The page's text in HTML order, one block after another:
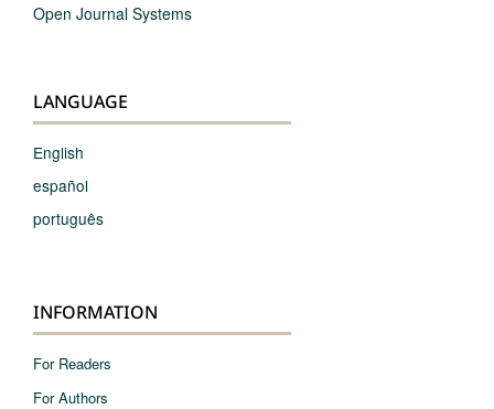
Open Journal Systems
LANGUAGE
English
español
português
INFORMATION
For Readers
For Authors